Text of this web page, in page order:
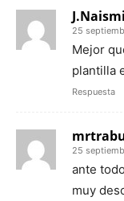
25
Mejor
plantilla
Respuesta
25
ante
muy